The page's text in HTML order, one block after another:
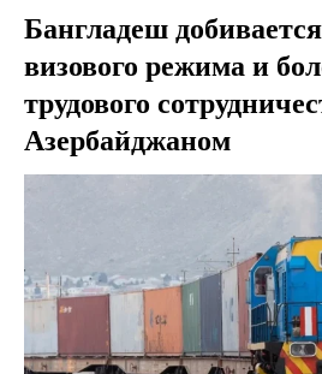
Бангладеш
визового режима и
трудового
Азербайджаном